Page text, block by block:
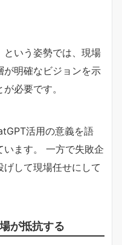
という姿勢では、現場
が明確なビジョンを示
必要です。
活用の意義を語
います。 一方で失敗企
して現場任せにして
が抵抗する